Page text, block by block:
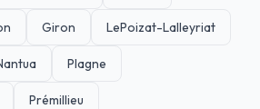
Giron LePoizat-Lalleyriat
Plagne
Prémillieu